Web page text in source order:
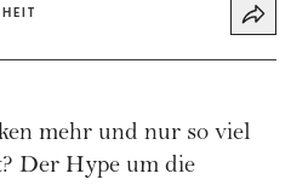
mehr und nur so viel
Der Hype um die